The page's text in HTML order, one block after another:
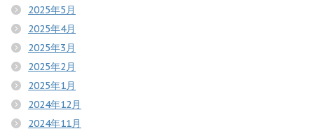
2025年5月
2025年4月
2025年3月
2025年2月
2025年1月
2024年12月
2024年11月